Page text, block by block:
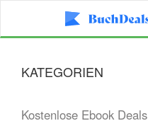
KATEGORIEN
Kostenlose Ebook Deals